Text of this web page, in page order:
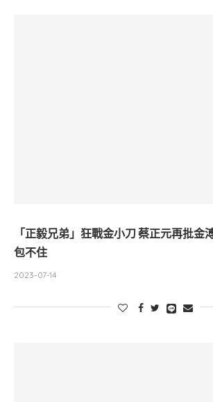
「正毅兄弟」狂戰金小刀 蔡正元再批金
包不住
2023-07-14